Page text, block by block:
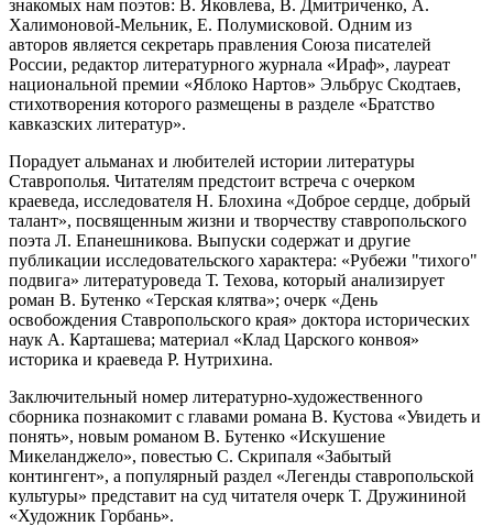
знакомых нам поэтов: В. Яковлева, В. Дмитриченко, А.
Халимоновой-Мельник, Е. Полумисковой. Одним из
авторов является секретарь правления Союза писателей
России, редактор литературного журнала «Ираф», лауреат
национальной премии «Яблоко Нартов» Эльбрус Скодтаев,
стихотворения которого размещены в разделе «Братство
кавказских литератур».
Порадует альманах и любителей истории литературы
Ставрополья. Читателям предстоит встреча с очерком
краеведа, исследователя Н. Блохина «Доброе сердце, добрый
талант», посвященным жизни и творчеству ставропольского
поэта Л. Епанешникова. Выпуски содержат и другие
публикации исследовательского характера: «Рубежи "тихого"
подвига» литературоведа Т. Техова, который анализирует
роман В. Бутенко «Терская клятва»; очерк «День
освобождения Ставропольского края» доктора исторических
наук А. Карташева; материал «Клад Царского конвоя»
историка и краеведа Р. Нутрихина.
Заключительный номер литературно-художественного
сборника познакомит с главами романа В. Кустова «Увидеть и
понять», новым романом В. Бутенко «Искушение
Микеланджело», повестью С. Скрипаля «Забытый
контингент», а популярный раздел «Легенды ставропольской
культуры» представит на суд читателя очерк Т. Дружининой
«Художник Горбань».